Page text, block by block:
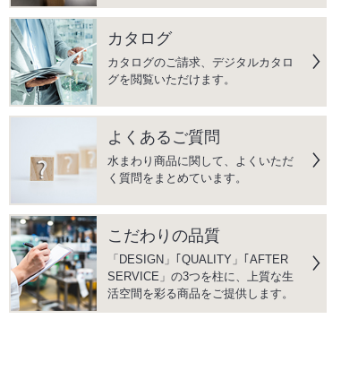
カタログ
カタログのご請求、デジタルカタロ
グを閲覧いただけます。
よくあるご質問
水まわり商品に関して、よくいただ
く質問をまとめています。
こだわりの品質
「DESIGN」｢QUALITY」｢AFTER
SERVICE」の3つを柱に、上質な生
活空間を彩る商品をご提供します。